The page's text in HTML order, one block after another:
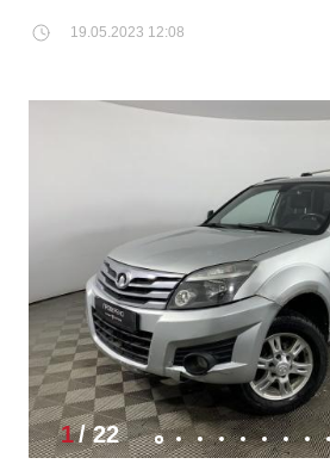
19.05.2023 12:08
1/22